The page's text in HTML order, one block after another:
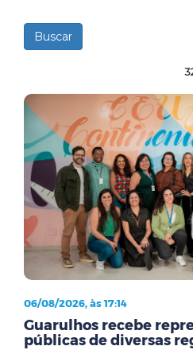
06/08/2026, às 17:14
Guarulhos recebe
públicas de diversas